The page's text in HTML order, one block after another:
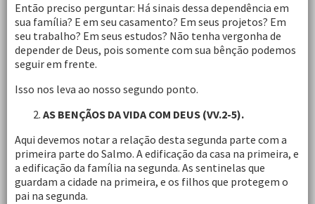
Então preciso perguntar: Há sinais dessa dependência em
sua família? E em seu casamento? Em seus projetos? Em
seu trabalho? Em seus estudos? Não tenha vergonha de
depender de Deus, pois somente com sua bênção podemos
seguir em frente.
Isso nos leva ao nosso segundo ponto.
AS BENÇÃOS DA VIDA COM DEUS (VV.2-5).
Aqui devemos notar a relação desta segunda parte com a
primeira parte do Salmo. A edificação da casa na primeira, e
a edificação da família na segunda. As sentinelas que
guardam a cidade na primeira, e os filhos que protegem o
pai na segunda.